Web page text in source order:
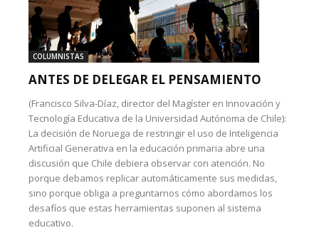
COLUMNISTAS
ANTES DE DELEGAR EL PENSAMIENTO
(Francisco Silva-Díaz, director del Magíster en Innovación y
Tecnología Educativa de la Universidad Autónoma de Chile):
La decisión de Noruega de restringir el uso de Inteligencia
Artificial Generativa en la educación primaria abre una
discusión que Chile debiera observar con atención. No
porque debamos replicar automáticamente sus medidas,
sino porque obliga a preguntarnos cómo abordamos los
desafíos que estas herramientas suponen al sistema
educativo.